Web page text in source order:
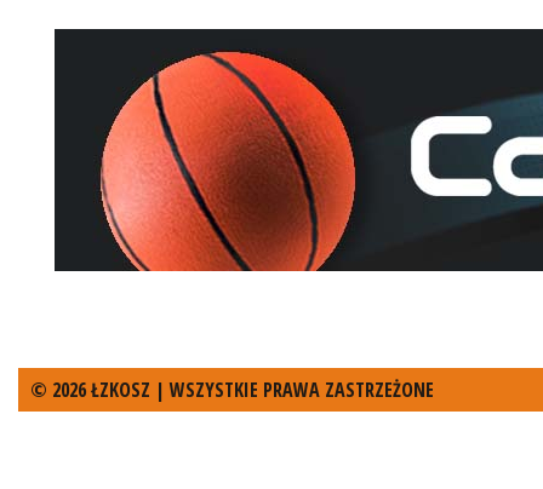
© 2026 ŁZKOSZ | WSZYSTKIE PRAWA ZASTRZEŻONE